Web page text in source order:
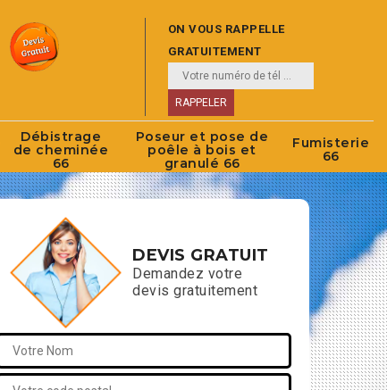
ON VOUS RAPPELLE
GRATUITEMENT
Débistrage
de cheminée
66
Poseur et pose de
poêle à bois et
granulé 66
Fumisterie
66
DEVIS GRATUIT
Demandez votre
devis gratuitement